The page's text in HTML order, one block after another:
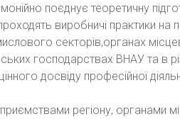
поєднує теоретичну
виробничі практики на
секторів,органах
господарствах ВНАУ та в
досвіду професійної
регіону, органами